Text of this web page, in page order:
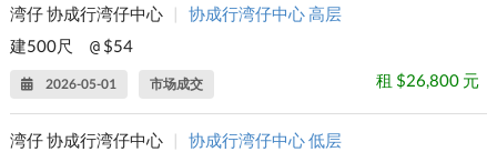
湾仔 协成行湾仔中心 |
协成行湾仔中心 高层
建500尺
@ $54
2026-05-01 市场成交 租 $26,800 元
湾仔 协成行湾仔中心
协成行湾仔中心 低层